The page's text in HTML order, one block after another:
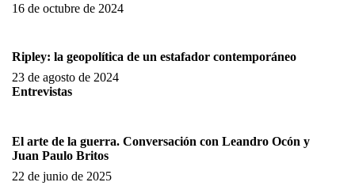
16 de octubre de 2024
Ripley: la geopolítica de un estafador contemporáneo
23 de agosto de 2024
Entrevistas
El arte de la guerra. Conversación con Leandro Ocón y
Juan Paulo Britos
22 de junio de 2025